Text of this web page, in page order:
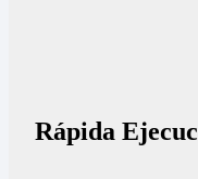
Rápida